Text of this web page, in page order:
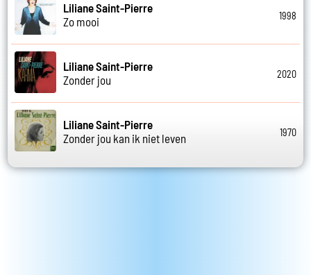
Liliane Saint-Pierre
Zo mooi
1998
Liliane Saint-Pierre
Zonder jou
2020
Liliane Saint-Pierre
Zonder jou kan ik niet leven
1970